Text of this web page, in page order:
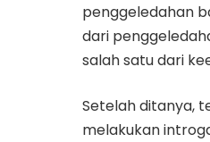
penggeledahan
dari
salah satu dari
Setelah ditanya,
melakukan